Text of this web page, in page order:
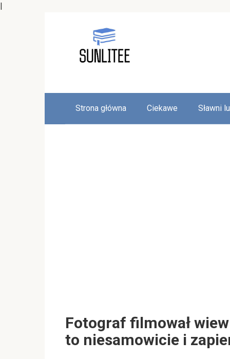
|
Strona główna Ciekawe Sławni
Fotograf filmował
to niesamowicie i